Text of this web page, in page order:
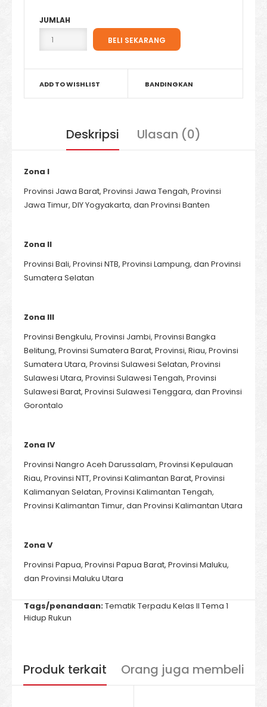
JUMLAH
ADD TO WISHLIST BANDINGKAN
Deskripsi Ulasan (0)
Zona I
Provinsi Jawa Barat, Provinsi Jawa Tengah, Provinsi
Jawa Timur, DIY Yogyakarta, dan Provinsi Banten
Zona II
Provinsi Bali, Provinsi NTB, Provinsi Lampung, dan Provinsi
Sumatera Selatan
Zona III
Provinsi Bengkulu, Provinsi Jambi, Provinsi Bangka
Belitung, Provinsi Sumatera Barat, Provinsi, Riau, Provinsi
Sumatera Utara, Provinsi Sulawesi Selatan, Provinsi
Sulawesi Utara, Provinsi Sulawesi Tengah, Provinsi
Sulawesi Barat, Provinsi Sulawesi Tenggara, dan Provinsi
Gorontalo
Zona IV
Provinsi Nangro Aceh Darussalam, Provinsi Kepulauan
Riau, Provinsi NTT, Provinsi Kalimantan Barat, Provinsi
Kalimanyan Selatan, Provinsi Kalimantan Tengah,
Provinsi Kalimantan Timur, dan Provinsi Kalimantan Utara
Zona V
Provinsi Papua, Provinsi Papua Barat, Provinsi Maluku,
dan Provinsi Maluku Utara
Tags/penandaan:Tematik Terpadu Kelas II Tema 1
Hidup Rukun
Produk terkait Orang juga membeli